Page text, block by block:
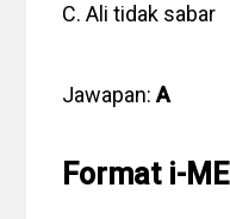
C. Ali tidak sabar
Jawapan:A
Format i-